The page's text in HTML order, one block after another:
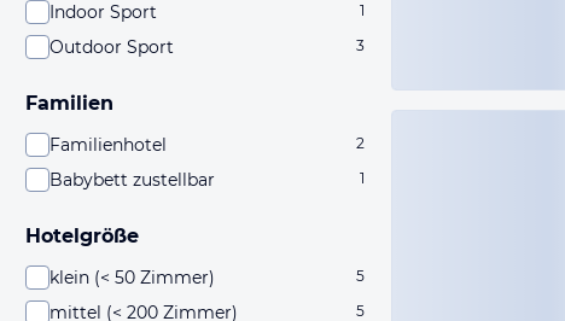
Indoor Sport 1
Outdoor Sport 3
Familien
Familienhotel 2
Babybett zustellbar 1
Hotelgröße
klein (< 50 Zimmer) 5
mittel (< 200 Zimmer) 5